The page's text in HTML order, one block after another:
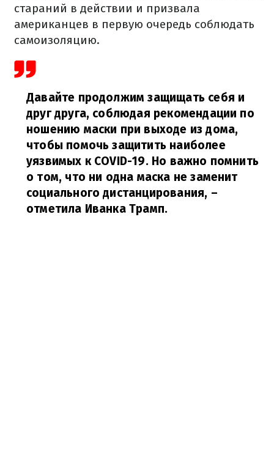
стараний в действии и призвала
американцев в первую очередь соблюдать
самоизоляцию.
Давайте продолжим защищать себя и
друг друга, соблюдая рекомендации по
ношению маски при выходе из дома,
чтобы помочь защитить наиболее
уязвимых к COVID-19. Но важно помнить
о том, что ни одна маска не заменит
социального дистанцирования, –
отметила Иванка Трамп.